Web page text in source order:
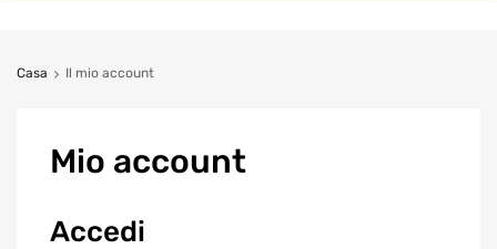
Casa Il mio account
Mio account
Accedi